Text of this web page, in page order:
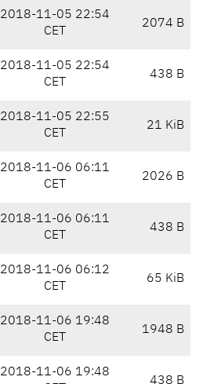
2018-11-05 22:54
CET
2074 B
2018-11-05 22:54
CET
438 B
2018-11-05 22:55
CET
21 KiB
2018-11-06 06:11
CET
2026 B
2018-11-06 06:11
CET
438 B
2018-11-06 06:12
CET
65 KiB
2018-11-06 19:48
CET
1948 B
2018-11-06 19:48
438 B